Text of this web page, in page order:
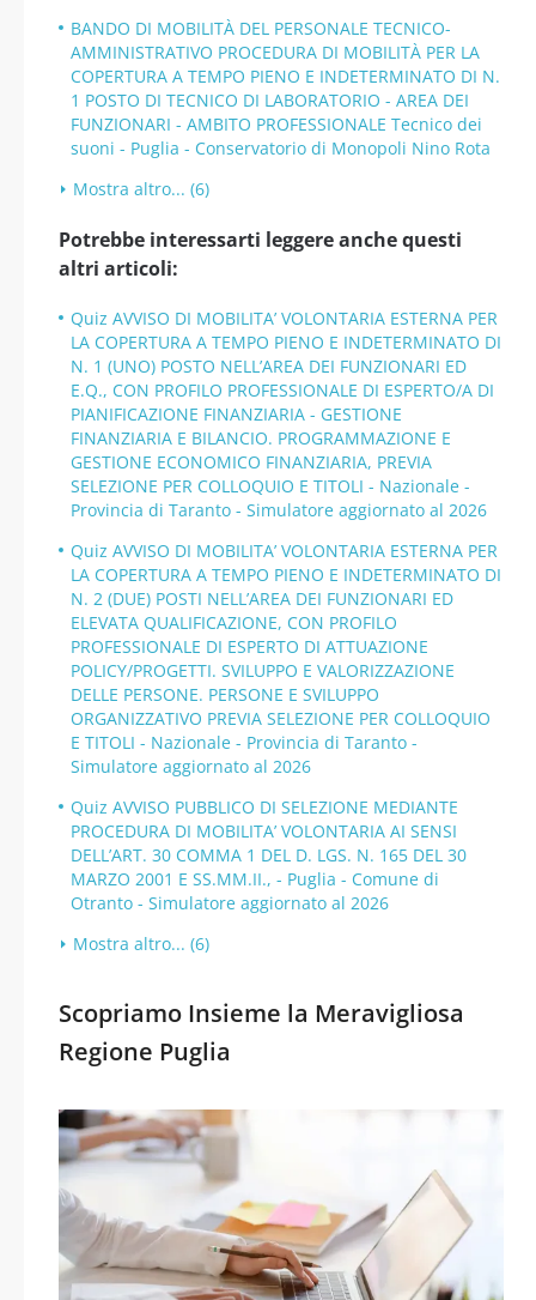
BANDO DI MOBILITÀ DEL PERSONALE TECNICO-
AMMINISTRATIVO PROCEDURA DI MOBILITÀ PER LA
COPERTURA A TEMPO PIENO E INDETERMINATO DI N.
1 POSTO DI TECNICO DI LABORATORIO - AREA DEI
FUNZIONARI - AMBITO PROFESSIONALE Tecnico dei
suoni - Puglia - Conservatorio di Monopoli Nino Rota
Mostra altro... (6)
Potrebbe interessarti leggere anche questi
altri articoli:
Quiz AVVISO DI MOBILITA’ VOLONTARIA ESTERNA PER
LA COPERTURA A TEMPO PIENO E INDETERMINATO DI
N. 1 (UNO) POSTO NELL’AREA DEI FUNZIONARI ED
E.Q., CON PROFILO PROFESSIONALE DI ESPERTO/A DI
PIANIFICAZIONE FINANZIARIA - GESTIONE
FINANZIARIA E BILANCIO. PROGRAMMAZIONE E
GESTIONE ECONOMICO FINANZIARIA, PREVIA
SELEZIONE PER COLLOQUIO E TITOLI - Nazionale -
Provincia di Taranto - Simulatore aggiornato al 2026
Quiz AVVISO DI MOBILITA’ VOLONTARIA ESTERNA PER
LA COPERTURA A TEMPO PIENO E INDETERMINATO DI
N. 2 (DUE) POSTI NELL’AREA DEI FUNZIONARI ED
ELEVATA QUALIFICAZIONE, CON PROFILO
PROFESSIONALE DI ESPERTO DI ATTUAZIONE
POLICY/PROGETTI. SVILUPPO E VALORIZZAZIONE
DELLE PERSONE. PERSONE E SVILUPPO
ORGANIZZATIVO PREVIA SELEZIONE PER COLLOQUIO
E TITOLI - Nazionale - Provincia di Taranto -
Simulatore aggiornato al 2026
Quiz AVVISO PUBBLICO DI SELEZIONE MEDIANTE
PROCEDURA DI MOBILITA’ VOLONTARIA AI SENSI
DELL’ART. 30 COMMA 1 DEL D. LGS. N. 165 DEL 30
MARZO 2001 E SS.MM.II., - Puglia - Comune di
Otranto - Simulatore aggiornato al 2026
Mostra altro... (6)
Scopriamo Insieme la Meravigliosa
Regione Puglia